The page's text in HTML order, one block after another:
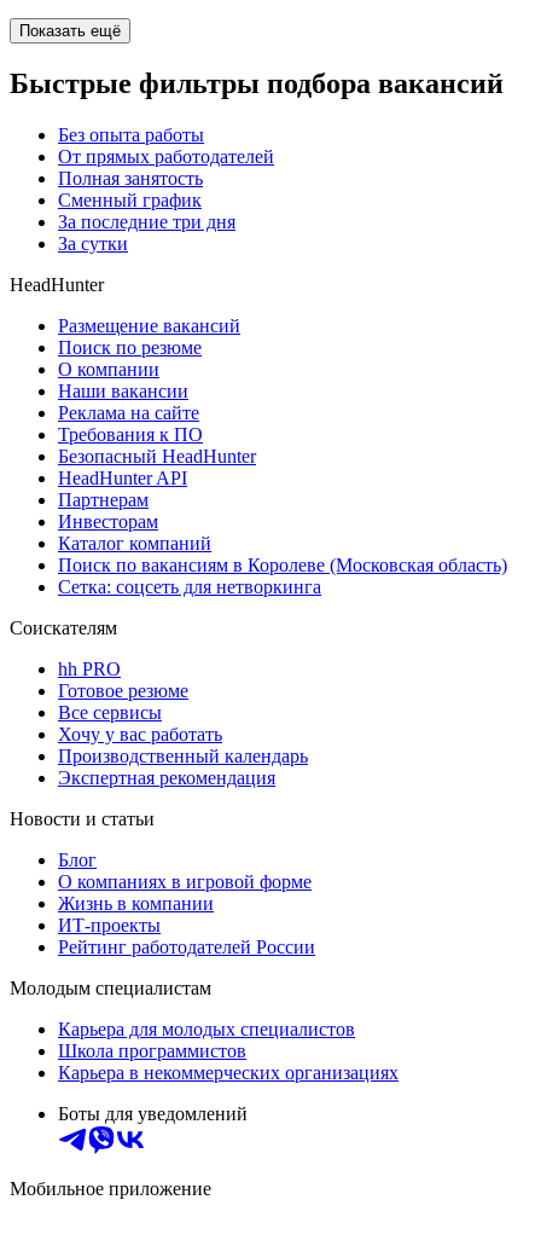
Показать ещё
Быстрые фильтры подбора вакансий
Без опыта работы
От прямых работодателей
Полная занятость
Сменный график
За последние три дня
За сутки
HeadHunter
Размещение вакансий
Поиск по резюме
О компании
Наши вакансии
Реклама на сайте
Требования к ПО
Безопасный HeadHunter
HeadHunter API
Партнерам
Инвесторам
Каталог компаний
Поиск по вакансиям в Королеве (Московская область)
Сетка: соцсеть для нетворкинга
Соискателям
hh PRO
Готовое резюме
Все сервисы
Хочу у вас работать
Производственный календарь
Экспертная рекомендация
Новости и статьи
Блог
О компаниях в игровой форме
Жизнь в компании
ИТ-проекты
Рейтинг работодателей России
Молодым специалистам
Карьера для молодых специалистов
Школа программистов
Карьера в некоммерческих организациях
Боты для уведомлений
Мобильное приложение